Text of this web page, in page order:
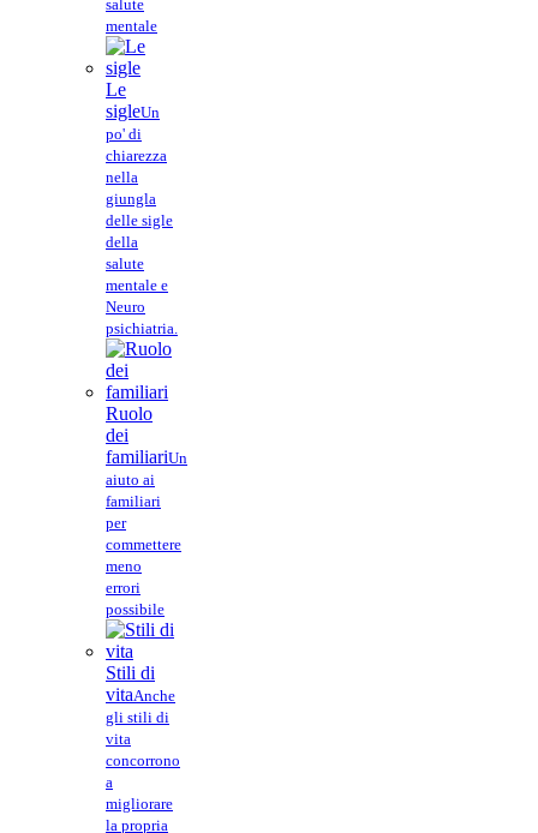
salute
mentale
Le
sigleUn
po' di
chiarezza
nella
giungla
delle sigle
della
salute
mentale e
Neuro
psichiatria.
Ruolo
dei
familiariUn
aiuto ai
familiari
per
commettere
meno
errori
possibile
Stili di
vitaAnche
gli stili di
vita
concorrono
a
migliorare
la propria